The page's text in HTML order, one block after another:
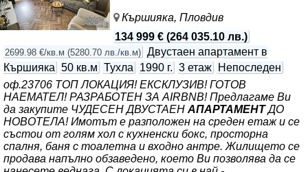
Кършияка, Пловдив
134 999 € (264 035.10 лв.)
2699.98 €/кв.м (5280.70 лв./кв.м) Двустаен апартамент в
Кършияка 50 кв.м Тухла 1990 г. 3 етаж
Непоследен
оф.23706 ТОП ЛОКАЦИЯ! ЕКСКЛУЗИВ! ГОТОВ
НАЕМАТЕЛ! РАЗРАБОТЕН ЗА AIRBNB! Предлагаме Ви
да закупите ЧУДЕСЕН ДВУСТАЕНАПАРТАМЕНТДО
НОВОТЕЛА! Имотът е разположен на среден етаж и се
състои от голям хол с кухненски бокс, просторна
спалня, баня с тоалетна и входно антре. Жилището се
продава напълно обзаведено, което Ви позволява да се